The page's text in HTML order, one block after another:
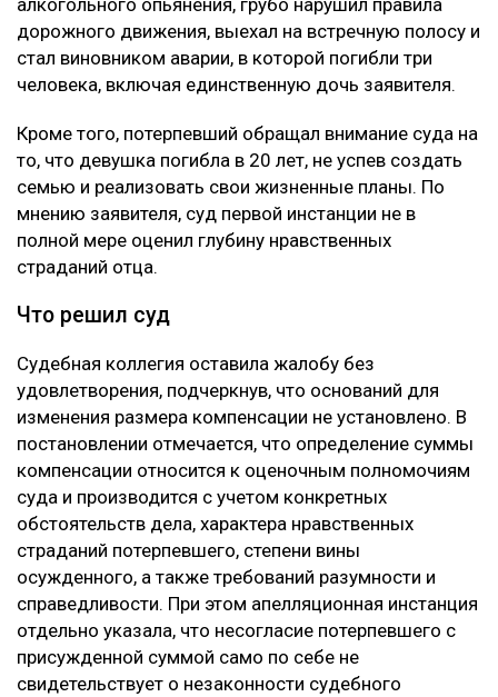
алкогольного опьянения, грубо нарушил правила
дорожного движения, выехал на встречную полосу и
стал виновником аварии, в которой погибли три
человека, включая единственную дочь заявителя.
Кроме того, потерпевший обращал внимание суда на
то, что девушка погибла в 20 лет, не успев создать
семью и реализовать свои жизненные планы. По
мнению заявителя, суд первой инстанции не в
полной мере оценил глубину нравственных
страданий отца.
Что решил суд
Судебная коллегия оставила жалобу без
удовлетворения, подчеркнув, что оснований для
изменения размера компенсации не установлено. В
постановлении отмечается, что определение суммы
компенсации относится к оценочным полномочиям
суда и производится с учетом конкретных
обстоятельств дела, характера нравственных
страданий потерпевшего, степени вины
осужденного, а также требований разумности и
справедливости. При этом апелляционная инстанция
отдельно указала, что несогласие потерпевшего с
присужденной суммой само по себе не
свидетельствует о незаконности судебного